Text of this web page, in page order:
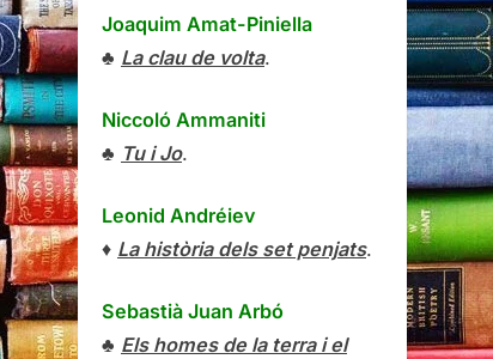
Joaquim Amat-Piniella
♣ La clau de volta.
Niccoló Ammaniti
♣ Tu i Jo.
Leonid Andréiev
♦ La història dels set penjats.
Sebastià Juan Arbó
♣ Els homes de la terra i el